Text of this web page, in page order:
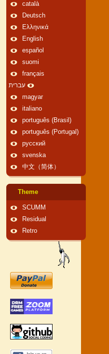
català
Deutsch
Ελληνικά
English
español
suomi
français
עברית
magyar
italiano
português (Brasil)
português (Portugal)
русский
svenska
中文（简体）
Theme
SCUMM
Residual
Retro